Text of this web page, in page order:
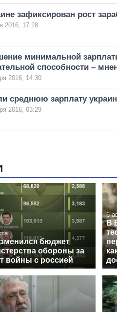
зафиксирован рост
2016, 17:28
минимальной
способности –
2016, 14:30
среднюю зарплату
2016, 03:29
бюджет
обороны за
войны с россией
6
В